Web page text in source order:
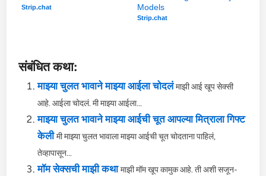
Strip.chat
Models
Strip.chat
संबंधित कथा:
माझ्या चुलत भावाने माझ्या आईला चोदलं माझी आई खूप सेक्सी
आहे. आईला चोदलं. मी माझ्या आईला...
माझ्या चुलत भावाने माझ्या आईची चूत आपल्या मित्राला गिफ्ट
केली मी माझ्या चुलत भावाला माझ्या आईची चूत चोदताना पाहिलं,
तेव्हापासून...
मॉम सेक्सची माझी कथा माझी मॉम खूप कामुक आहे. ती अशी सजून-